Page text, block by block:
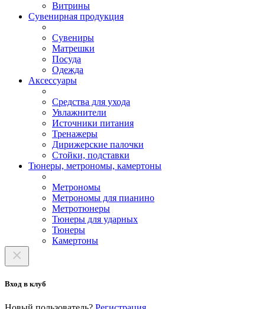
Витрины
Сувенирная продукция
Сувениры
Матрешки
Посуда
Одежда
Аксессуары
Средства для ухода
Увлажнители
Источники питания
Тренажеры
Дирижерские палочки
Стойки, подставки
Тюнеры, метрономы, камертоны
Метрономы
Метрономы для пианино
Метротюнеры
Тюнеры для ударных
Тюнеры
Камертоны
Вход в клуб